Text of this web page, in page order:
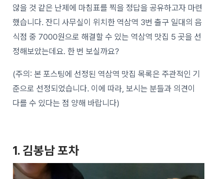
않을 것 같은 난제에 마침표를 찍을 정답을 공유하고자 마련
했습니다. 잔디 사무실이 위치한 역삼역 3번 출구 일대의 음
식점 중 7000원으로 해결할 수 있는 역삼역 맛집 5 곳을 선
정해보았는데요. 한 번 보실까요?
(주의: 본 포스팅에 선정된 역삼역 맛집 목록은 주관적인 기
준으로 선정되었습니다. 이에 따라, 보시는 분들과 의견이
다를 수 있다는 점 양해 바랍니다)
1. 김봉남 포차